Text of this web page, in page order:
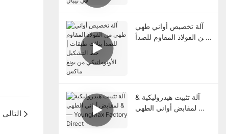
التالي
آلة تخصيص أواني طهي
من الفولاذ المقاوم للصدأ
آلة تثبيت هيدروليكية &
لمقابض أواني الطهي —